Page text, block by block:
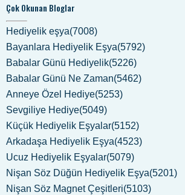
Çok Okunan Bloglar
Hediyelik eşya(7008)
Bayanlara Hediyelik Eşya(5792)
Babalar Günü Hediyelik(5226)
Babalar Günü Ne Zaman(5462)
Anneye Özel Hediye(5253)
Sevgiliye Hediye(5049)
Küçük Hediyelik Eşyalar(5152)
Arkadaşa Hediyelik Eşya(4523)
Ucuz Hediyelik Eşyalar(5079)
Nişan Söz Düğün Hediyelik Eşya(5201)
Nişan Söz Magnet Çeşitleri(5103)